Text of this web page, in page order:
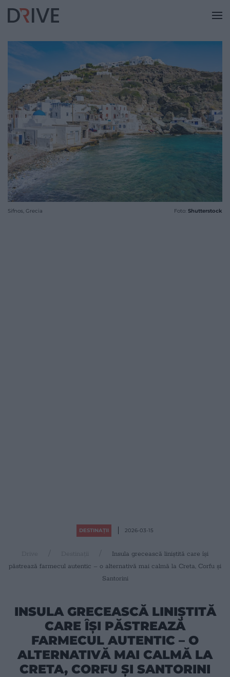
Sifnos, Grecia Foto: Shutterstock
DESTINAȚII 2026-03-15
Drive
Insula grecească liniștită care își
păstrează farmecul autentic – o alternativă mai calmă la Creta, Corfu și
Santorini
INSULA GRECEASCĂ LINIȘTITĂ
CARE ÎȘI PĂSTREAZĂ
FARMECUL AUTENTIC – O
ALTERNATIVĂ MAI CALMĂ LA
CRETA, CORFU ȘI SANTORINI